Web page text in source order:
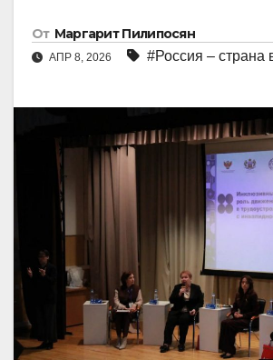
От Маргарит Пилипосян
АПР 8, 2026 #Россия – страна